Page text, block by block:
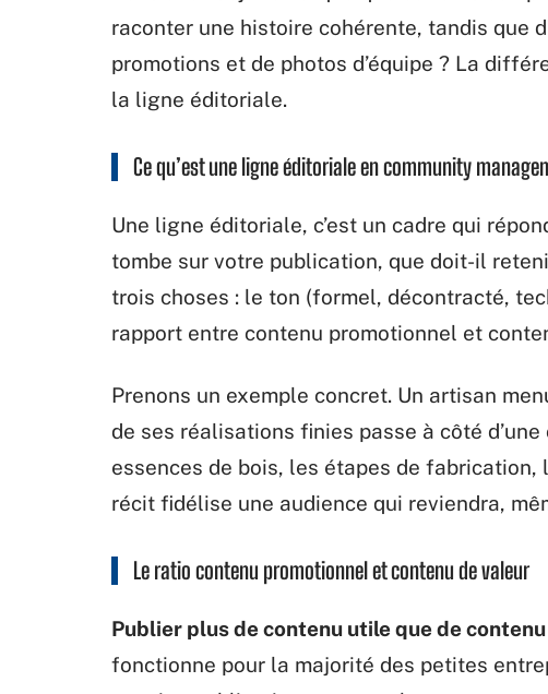
raconter une histoire cohérente, tandis que
promotions et de photos d’équipe ? La
la ligne éditoriale.
Ce qu’est une ligne éditoriale en community
Une ligne éditoriale, c’est un cadre qui
tombe sur votre publication, que doit-il
trois choses : le ton (formel, décontracté,
rapport entre contenu promotionnel et
Prenons un exemple concret. Un artisan
de ses réalisations finies passe à côté
essences de bois, les étapes de fabrication,
récit fidélise une audience qui reviendra,
Le ratio contenu promotionnel et contenu de valeur
Publier plus de contenu utile que de
fonctionne pour la majorité des petites